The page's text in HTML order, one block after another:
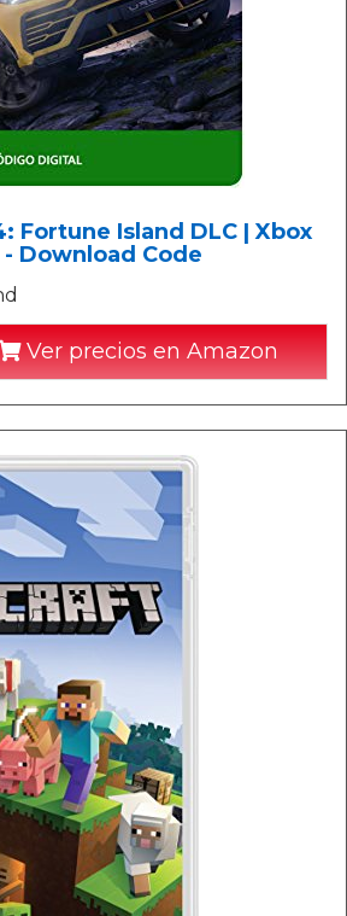
Fortune Island DLC | Xbox
Download Code
Ver precios en Amazon